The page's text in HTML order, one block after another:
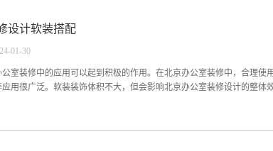
公室地面装修（常用材料：瓷砖，木地板，地毯，塑胶地板）、顶面
家具价格等其他杂项。北京办公室装修注意北京办公室装修付款大致
应该在合同中注明；要多比几家装饰公司，在这个过程中，尽可能明
家经过以上的介绍，对于流程...
设计软装搭配
室装修中的应用可以起到积极的作用。在北京办公室装修中，合理使
用很广泛。软装装饰体积不大，但会影响北京办公室装修设计的整体
设计到位，可以提高员工对工作环境的认同感和归属感。当代职员
-01-30